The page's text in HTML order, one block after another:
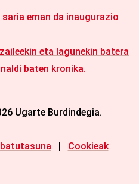
eman da inaugurazio
eta lagunekin batera
baten kronika.
Ugarte Burdindegia.
Cookieak